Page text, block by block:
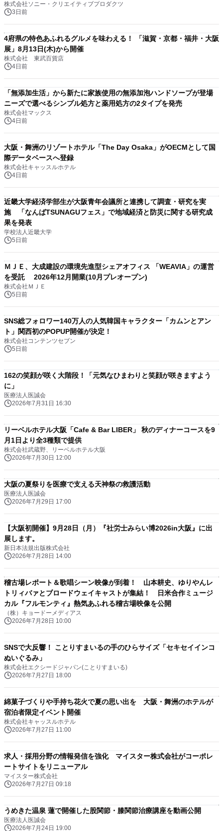
トランでは 「I LIKE SUMMER TIME with PEANUTS」を初開催！
株式会社ソニー・クリエイティブプロダクツ
3日前
4府県の特色あふれるグルメを味わえる！ 「滋賀・京都・福井・大阪
展」8月13日(木)から開催
株式会社 東武百貨店
4日前
「無添加生活」から新たに家族使用の無添加泡ハンドソープが登場
ニーズで選べるシンプル処方と薬用処方の2タイプを発売
株式会社マックス
4日前
大阪・舞洲のリゾートホテル「The Day Osaka」がOECMとして国
際データベースへ登録
株式会社キャッスルホテル
4日前
近畿大学経済学部生が大阪青年会議所と連携して調査・研究を実
施 「なんばTSUNAGUフェス」で地域経済と防災に関する研究成
果を発表
学校法人近畿大学
5日前
ＭＪＥ、大成建設の環境先進型シェアオフィス 「WEAVIA」の運営
を受託 2026年12月開業(10月プレオープン)
株式会社ＭＪＥ
5日前
SNS総フォロワー140万人の人気韓国キャラクター「カムンとアン
ト」関西初のPOPUP開催が決定！
株式会社コンテンツセブン
5日前
162の笑顔が咲く大階段！「元気なひまわりと笑顔が咲きますよう
に」
医療法人医誠会
2026年7月31日 16:30
リーベルホテル大阪「Cafe & Bar LIBER」 秋のディナーコースを9
月1日より全3種類で提供
株式会社武蔵野、リーベルホテル大阪
2026年7月30日 12:00
大阪の夏祭りを医療で支える天神祭の救護活動
医療法人医誠会
2026年7月29日 17:00
【大阪初開催】9月28日（月）『社労士みらい博2026in大阪』に出
展します。
新日本法規出版株式会社
2026年7月28日 14:00
稽古場レポート＆歌唱シーン映像が到着！ 山本耕史、ゆりやんレ
トリィバァとブロードウェイキャストが集結！ 日米合作ミュージ
カル『フルモンティ』熱気あふれる稽古場映像を公開
（株）キョードーメディアス
2026年7月28日 10:00
SNSで大反響！ ことりすまいるの手のひらサイズ「セキセイインコ
ぬいぐるみ」
株式会社エクシードジャパン(ことりすまいる)
2026年7月27日 18:00
綿菓子づくりや手持ち花火で夏の思い出を 大阪・舞洲のホテルが
宿泊者限定イベント開催
株式会社キャッスルホテル
2026年7月27日 11:00
求人・採用分野の情報発信を強化 マイスター株式会社がコーポレ
ートサイトをリニューアル
マイスター株式会社
2026年7月27日 09:18
うめきた温泉 蓮で開催した股関節・膝関節治療講座を動画公開
医療法人医誠会
2026年7月24日 19:00